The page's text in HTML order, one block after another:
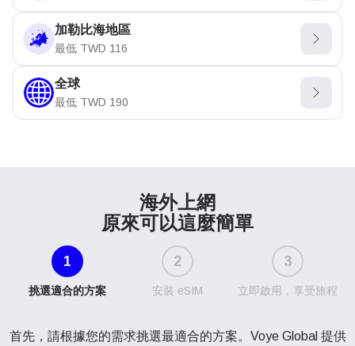
加勒比海地區
最低 TWD 116
全球
最低 TWD 190
海外上網
原來可以這麼簡單
1
挑選適合的方案
2
安裝 eSIM
3
立即啟用，享受旅程
首先，請根據您的需求挑選最適合的方案。Voye Global 提供